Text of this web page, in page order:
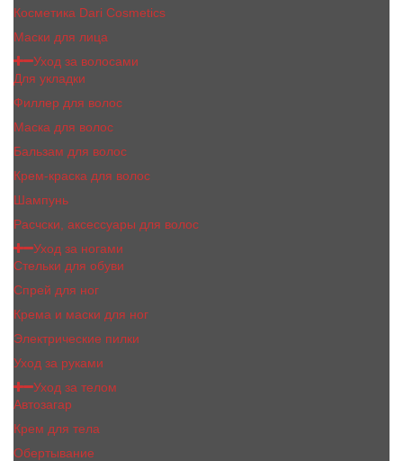
Косметика Dari Cosmetics
Маски для лица
Уход за волосами
Для укладки
Филлер для волос
Маска для волос
Бальзам для волос
Крем-краска для волос
Шампунь
Расчски, аксессуары для волос
Уход за ногами
Стельки для обуви
Спрей для ног
Крема и маски для ног
Электрические пилки
Уход за руками
Уход за телом
Автозагар
Крем для тела
Обертывание